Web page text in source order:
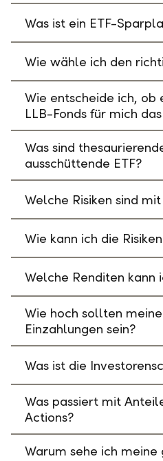
Was ist ein ETF-
Wie wähle ich den
Wie entscheide ich, ob
LLB-Fonds für mich
Was sind
ausschüttende ETF?
Welche Risiken sind
Wie kann ich die
Welche Renditen kann
Wie hoch sollten
Einzahlungen sein?
Was ist die
Was passiert mit
Actions?
Warum sehe ich